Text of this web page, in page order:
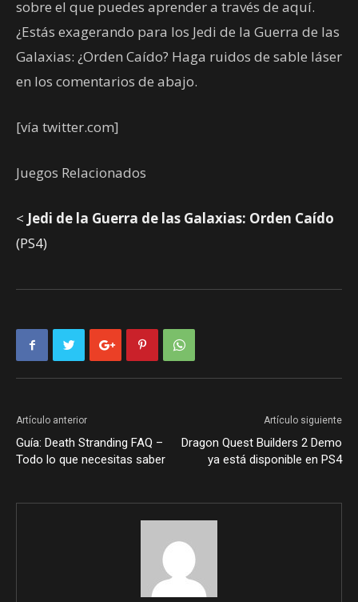
sobre el que puedes aprender a través de aquí.
¿Estás exagerando para los Jedi de la Guerra de las
Galaxias: ¿Orden Caído? Haga ruidos de sable láser
en los comentarios de abajo.
[vía twitter.com]
Juegos Relacionados
< Jedi de la Guerra de las Galaxias: Orden Caído
(PS4)
Artículo anterior
Guía: Death Stranding FAQ –
Todo lo que necesitas saber
Artículo siguiente
Dragon Quest Builders 2 Demo
ya está disponible en PS4